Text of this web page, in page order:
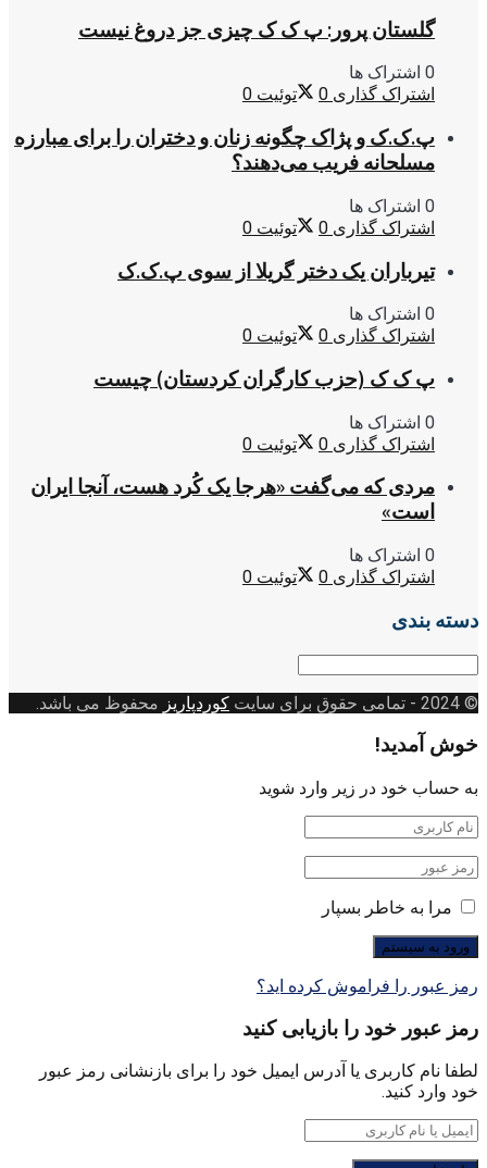
گلستان پرور: پ ک ک چیزی جز دروغ نیست
0 اشتراک ها
اشتراک گذاری 0 توئیت 0
پ.ک.ک و پژاک چگونه زنان و دختران را برای مبارزه
مسلحانه فریب می‌دهند؟
0 اشتراک ها
اشتراک گذاری 0 توئیت 0
تیرباران یک دختر گریلا از سوی پ.ک.ک
0 اشتراک ها
اشتراک گذاری 0 توئیت 0
پ ک ک (حزب کارگران کردستان) چیست
0 اشتراک ها
اشتراک گذاری 0 توئیت 0
مردی که می‌گفت «هرجا یک کُرد هست، آنجا ایران
است»
0 اشتراک ها
اشتراک گذاری 0 توئیت 0
دسته بندی
دسته
© 2024
- تمامی حقوق برای سایت کوردپاریز محفوظ می باشد.
خوش آمدید!
به حساب خود در زیر وارد شوید
مرا به خاطر بسپار
رمز عبور را فراموش کرده اید؟
رمز عبور خود را بازیابی کنید
لطفا نام کاربری یا آدرس ایمیل خود را برای بازنشانی رمز عبور
خود وارد کنید.